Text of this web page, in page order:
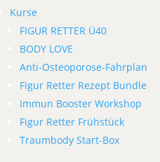
Kurse
FIGUR RETTER Ü40
BODY LOVE
Anti-Osteoporose-Fahrplan
Figur Retter Rezept Bundle
Immun Booster Workshop
Figur Retter Frühstück
Traumbody Start-Box